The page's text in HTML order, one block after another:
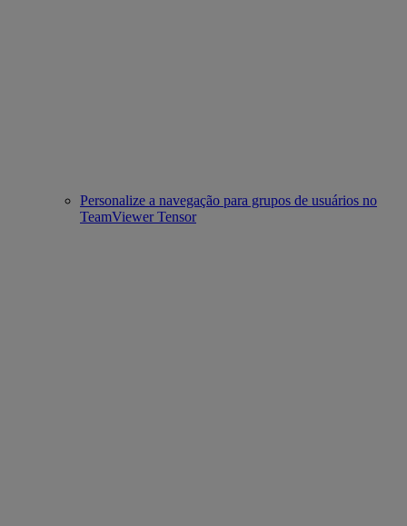
Personalize a navegação para grupos de usuários no
TeamViewer Tensor